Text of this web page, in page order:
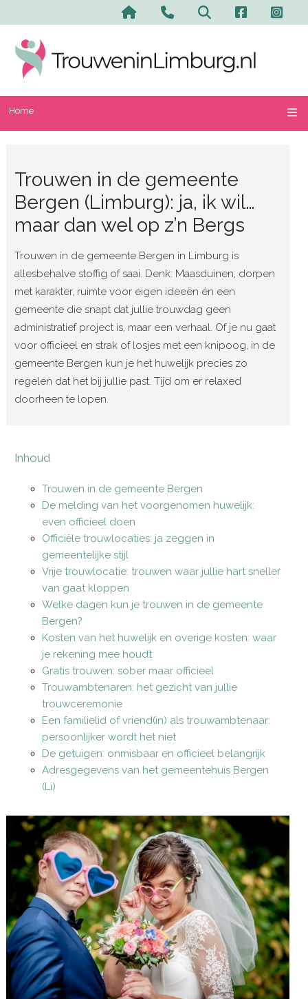
Home
Trouwen in de gemeente
Bergen (Limburg): ja, ik wil…
maar dan wel op z’n Bergs
Trouwen in de gemeente Bergen in Limburg is
allesbehalve stoffig of saai. Denk: Maasduinen, dorpen
met karakter, ruimte voor eigen ideeën én een
gemeente die snapt dat jullie trouwdag geen
administratief project is, maar een verhaal. Of je nu gaat
voor officieel en strak of losjes met een knipoog, in de
gemeente Bergen kun je het huwelijk precies zo
regelen dat het bij jullie past. Tijd om er relaxed
doorheen te lopen.
Inhoud
Trouwen in de gemeente Bergen
De melding van het voorgenomen huwelijk:
even officieel doen
Officiële trouwlocaties: ja zeggen in
gemeentelijke stijl
Vrije trouwlocatie: trouwen waar jullie hart sneller
van gaat kloppen
Welke dagen kun je trouwen in de gemeente
Bergen?
Kosten van het huwelijk en overige kosten: waar
je rekening mee houdt
Gratis trouwen: sober maar officieel
Trouwambtenaren: het gezicht van jullie
trouwceremonie
Een familielid of vriend(in) als trouwambtenaar:
persoonlijker wordt het niet
De getuigen: onmisbaar en officieel belangrijk
Adresgegevens van het gemeentehuis Bergen
(Li)